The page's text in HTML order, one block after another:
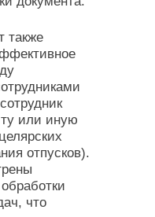
также
или иную
отпусков).
что